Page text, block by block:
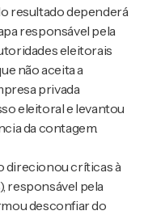
resultado dependerá
responsável pela
eleitorais
não aceita a
privada
eleitoral e levantou
da contagem.
direcionou críticas à
responsável pela
desconfiar do